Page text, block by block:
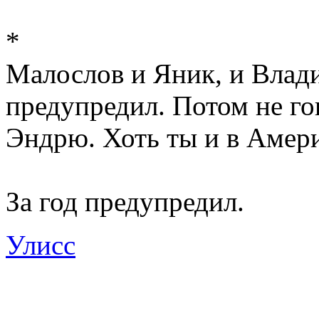
*
Малослов и Яник, и
предупредил. Потом не
Эндрю. Хоть ты и в
За год предупредил.
Улисс